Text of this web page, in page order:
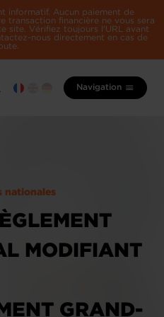
informatif. Aucun paiement de
transaction financière ne vous sera
site. Vérifiez toujours l'URL avant
nous directement en cas de
Navigation
nationales
MODIFIANT
GRAND-